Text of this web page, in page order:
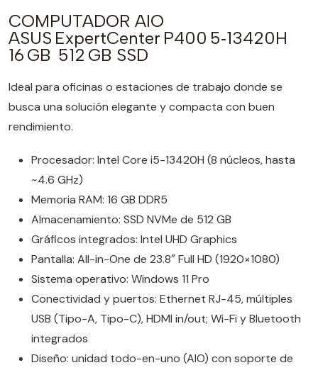
COMPUTADOR AIO
ASUS ExpertCenter P400 5‑13420H
16 GB 512 GB SSD
Ideal para oficinas o estaciones de trabajo donde se
busca una solución elegante y compacta con buen
rendimiento.
Procesador: Intel Core i5-13420H (8 núcleos, hasta
~4.6 GHz)
Memoria RAM: 16 GB DDR5
Almacenamiento: SSD NVMe de 512 GB
Gráficos integrados: Intel UHD Graphics
Pantalla: All-in-One de 23.8″ Full HD (1920×1080)
Sistema operativo: Windows 11 Pro
Conectividad y puertos: Ethernet RJ-45, múltiples
USB (Tipo-A, Tipo-C), HDMI in/out; Wi-Fi y Bluetooth
integrados
Diseño: unidad todo-en-uno (AIO) con soporte de